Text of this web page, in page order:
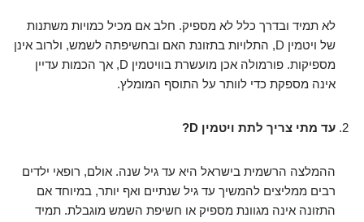
לא תמיד ובדרך כלל לא מספיק. חלב אם מכיל כמויות משתנות
של ויטמין D, התלויות בתזונת האם ובחשיפתה לשמש, ולרוב אינן
מספיקות. פורמולה אכן מועשרת בוויטמין D, אך הכמות עדיין
אינה מספקת כדי לוותר על התוסף המומלץ.
עד מתי צריך לתת ויטמין D?
ההמלצה הרשמית בישראל היא עד גיל שנה. אולם, רופאי ילדים
רבים ממליצים להמשיך עד גיל שנתיים ואף יותר, במיוחד אם
התזונה אינה מגוונת מספיק או חשיפת השמש מוגבלת. תמיד